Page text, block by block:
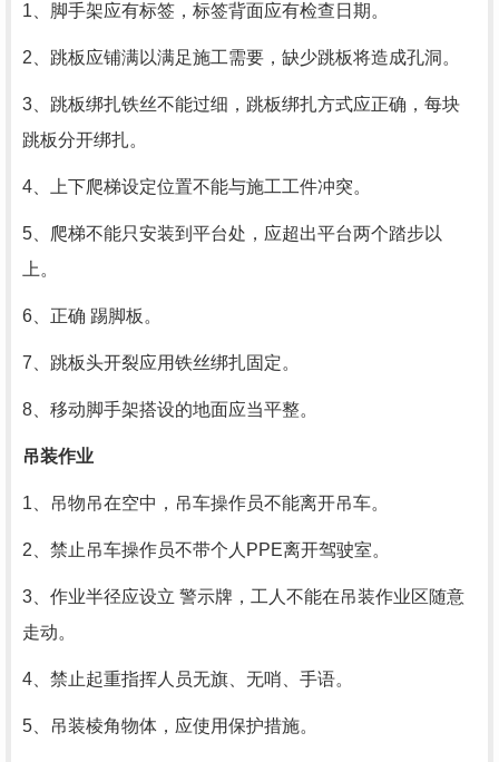
1、脚手架应有标签，标签背面应有检查日期。
2、跳板应铺满以满足施工需要，缺少跳板将造成孔洞。
3、跳板绑扎铁丝不能过细，跳板绑扎方式应正确，每块
跳板分开绑扎。
4、上下爬梯设定位置不能与施工工件冲突。
5、爬梯不能只安装到平台处，应超出平台两个踏步以
上。
6、正确 踢脚板。
7、跳板头开裂应用铁丝绑扎固定。
8、移动脚手架搭设的地面应当平整。
吊装作业
1、吊物吊在空中，吊车操作员不能离开吊车。
2、禁止吊车操作员不带个人 PPE离开驾驶室。
3、作业半径应设立 警示牌，工人不能在吊装作业区随意
走动。
4、禁止起重指挥人员无旗、无哨、手语。
5、吊装棱角物体，应使用保护措施。